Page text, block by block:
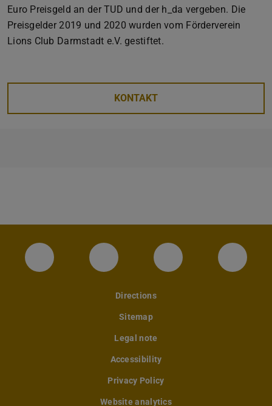
Euro Preisgeld an der TUD und der h_da vergeben. Die
Preisgelder 2019 und 2020 wurden vom Förderverein
Lions Club Darmstadt e.V. gestiftet.
KONTAKT
Instagram-Seite des Fachbereichs
LinkedIn-Profil desFacebook-Seite
Directions
Sitemap
Legal note
Accessibility
Privacy Policy
Website analytics